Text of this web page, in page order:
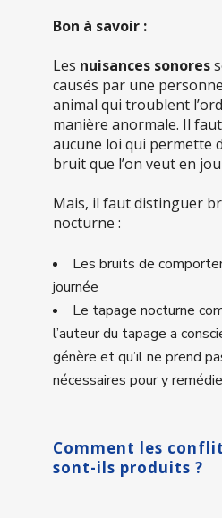
Bon à savoir :
Les nuisances sonores
causés par une
animal qui troublent
manière anormale. Il faut
aucune loi qui permette
bruit que l’on veut en
Mais, il faut distinguer
nocturne :
Les bruits de
journée
Le tapage nocturne
l’auteur du tapage a
génère et qu’il ne prend
nécessaires pour y
Comment les
sont-ils produits ?